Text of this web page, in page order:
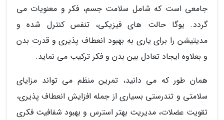
جامعی است که شامل سلامت جسم، فکر و معنویات می
گردد. یوگا حالت های فیزیکی، تنفس کنترل شده و
مدیتیشن را برای یاری به بهبود انعطاف پذیری و قدرت بدن
و بعلاوه ایجاد تعادل بین بدن و فکر ترکیب می نماید.
همان طور که می دانید، تمرین منظم می تواند مزایای
سلامتی و تندرستی بسیاری از جمله افزایش انعطاف پذیری،
تقویت عضلات، مدیریت بهتر استرس و بهبود شفافیت فکری